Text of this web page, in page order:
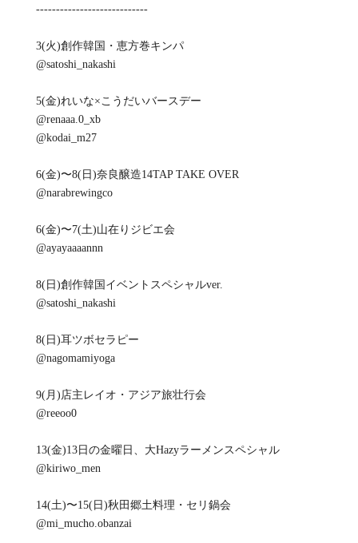
----------------------------
3(火)創作韓国・恵方巻キンパ
@satoshi_nakashi
5(金)れいな×こうだいバースデー
@renaaa.0_xb
@kodai_m27
6(金)〜8(日)奈良醸造14TAP TAKE OVER
@narabrewingco
6(金)〜7(土)山在りジビエ会
@ayayaaaannn
8(日)創作韓国イベントスペシャルver.
@satoshi_nakashi
8(日)耳ツボセラピー
@nagomamiyoga
9(月)店主レイオ・アジア旅壮行会
@reeoo0
13(金)13日の金曜日、大Hazyラーメンスペシャル
@kiriwo_men
14(土)〜15(日)秋田郷土料理・セリ鍋会
@mi_mucho.obanzai